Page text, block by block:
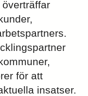
för att
insatser.